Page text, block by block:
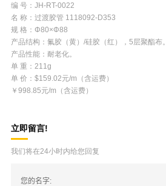
编 号：JH-RT-0022
名 称：过渡胶管 1118092-D353
规 格：Φ80×Φ88
产品结构：氟胶（黄）/硅胶（红），5层聚酯布。
产品性能：耐老化。
单 重：211g
单 价：$159.02元/m（含运费）
￥998.85元/m（含运费）
立即留言!
我们将在24小时内给您回复
您的名字: